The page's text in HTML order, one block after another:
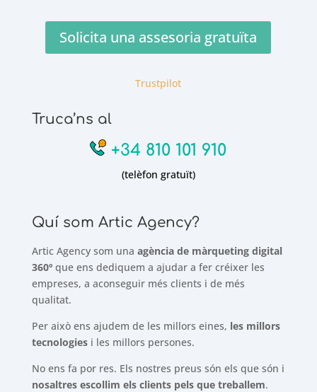
Solicita una assesoria gratuïta
Trustpilot
Truca’ns al
+34 810 101 910
(telèfon gratuït)
Quí som Artic Agency?
Artic Agency som una agència de màrqueting digital
360ºque ens dediquem a ajudar a fer créixer les
empreses, a aconseguir més clients i de més
qualitat.
Per això ens ajudem de les millors eines, les millors
tecnologiesi les millors persones.
No ens fa por res. Els nostres preus són els que són i
nosaltres escollim els clients pels que treballem.